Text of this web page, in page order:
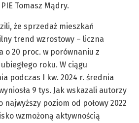
Tomasz Mądry.
że sprzedaż mieszkań
trend wzrostowy – liczna
o 20 proc. w porównaniu z
roku. W ciągu
podczas I kw. 2024 r. średnia
9 tys. Jak wskazali autorzy
poziom od połowy 2022
wzmożoną aktywnością